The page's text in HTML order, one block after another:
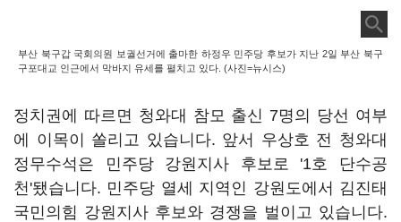
부산 북구갑 국회의원 보궐선거에 출마한 하정우 민주당 후보가 지난 2일 부산 북구
구포대교 인근에서 막바지 유세를 펼치고 있다. (사진=뉴시스)
정치권에 따르면 청와대 참모 출신 7명의 당선 여부
에 이목이 쏠리고 있습니다. 앞서 우상호 전 청와대
정무수석은 민주당 강원지사 후보로 '1호 단수공
천'됐습니다. 민주당 열세 지역인 강원도에서 김진태
국민의힘 강원지사 후보와 경쟁을 벌이고 있습니다.